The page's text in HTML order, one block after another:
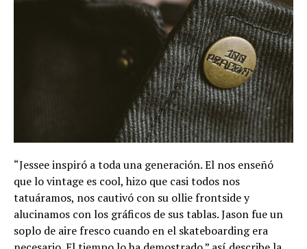
“Jessee inspiró a toda una generación. El nos enseñó
que lo vintage es cool, hizo que casi todos nos
tatuáramos, nos cautivó con su ollie frontside y
alucinamos con los gráficos de sus tablas. Jason fue un
soplo de aire fresco cuando en el skateboarding era